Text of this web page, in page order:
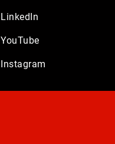
LinkedIn
YouTube
Instagram